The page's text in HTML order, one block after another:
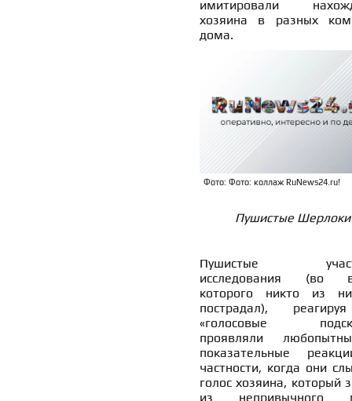
имитировали
хозяина в разных
дома.
Фото: Фото: коллаж RuNews24.ru!
Пушистые Шерлоки
Пушистые
исследования (во
которого никто из
пострадал),
«голосовые
проявляли
показательные
частности, когда они
голос хозяина, который
из непривычного